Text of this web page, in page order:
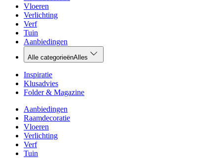
Vloeren
Verlichting
Verf
Tuin
Aanbiedingen
Alle categorieënAlles
Inspiratie
Klusadvies
Folder & Magazine
Aanbiedingen
Raamdecoratie
Vloeren
Verlichting
Verf
Tuin